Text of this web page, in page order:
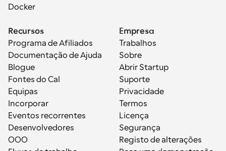
Docker
Recursos
Programa de Afiliados
Documentação de Ajuda
Blogue
Fontes do Cal
Equipas
Incorporar
Eventos recorrentes
Desenvolvedores
OOO
Empresa
Trabalhos
Sobre
Abrir Startup
Suporte
Privacidade
Termos
Licença
Segurança
Registo de alterações